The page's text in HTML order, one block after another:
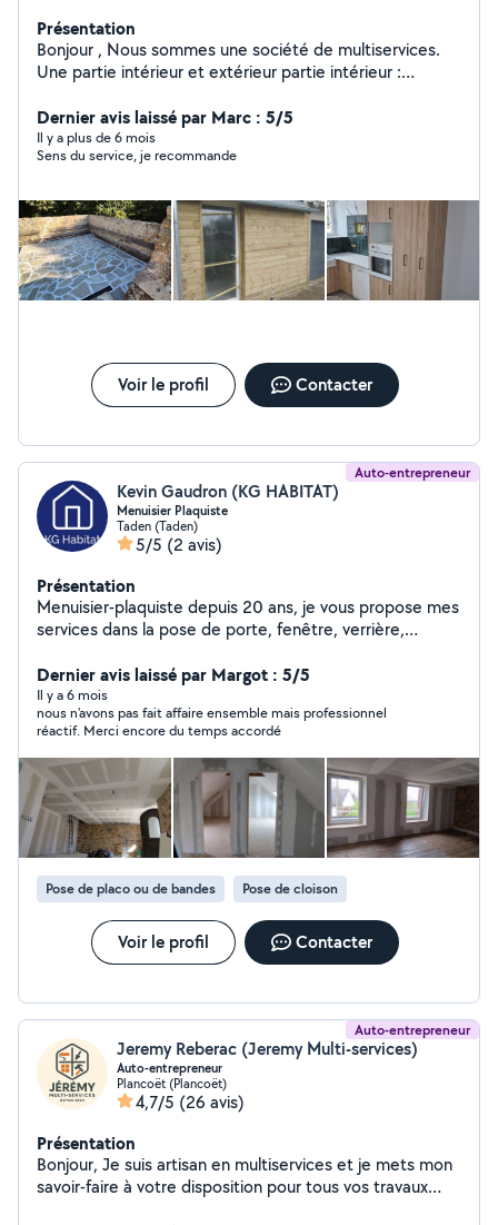
Présentation
Bonjour , Nous sommes une société de multiservices.
Une partie intérieur et extérieur partie intérieur :
agencement intérieur , terrasse bois. partie extérieur :
Aménagement extérieur et Travaux de minipelle
évacuation de terre nettoyage de terrain, pose de
pouvons aussi poser ce que vous acheter ou venir avec
les matériaux. Nous nous déplaçons a 50km autour de
Dinan. N'hésitait pas a nous contacter.
Dernier avis laissé par Marc : 5/5
Il y a plus de 6 mois
Sens du service, je recommande
Voir le profil Contacter
Auto-entrepreneur
Kevin Gaudron (KG HABITAT)
Menuisier Plaquiste
Taden (Taden)
5/5 (2 avis)
Présentation
Menuisier-plaquiste depuis 20 ans, je vous propose mes
services dans la pose de porte, fenêtre, verrière,
de meuble, pose de parement, etc. Agencement
intérieur et aménagement extérieur également .
Dernier avis laissé par Margot : 5/5
Il y a 6 mois
nous n'avons pas fait affaire ensemble mais professionnel
réactif. Merci encore du temps accordé
Pose de placo ou de bandes Pose de cloison
Voir le profil Contacter
Auto-entrepreneur
Jeremy Reberac (Jeremy Multi-services)
Auto-entrepreneur
Plancoët (Plancoët)
4,7/5 (26 avis)
Présentation
Bonjour, Je suis artisan en multiservices et je mets mon
savoir-faire à votre disposition pour tous vos travaux